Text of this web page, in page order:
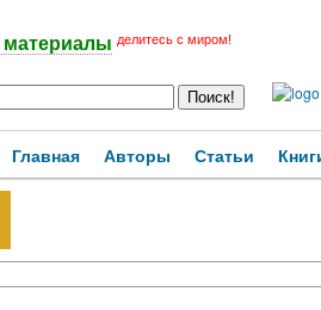
делитесь с миром!
Главная Авторы Статьи